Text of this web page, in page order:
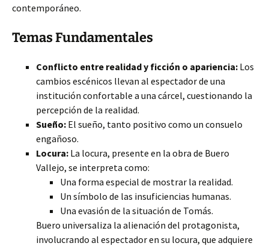
contemporáneo.
Temas Fundamentales
Conflicto entre realidad y ficción o apariencia: Los
cambios escénicos llevan al espectador de una
institución confortable a una cárcel, cuestionando la
percepción de la realidad.
Sueño: El sueño, tanto positivo como un consuelo
engañoso.
Locura: La locura, presente en la obra de Buero
Vallejo, se interpreta como:
Una forma especial de mostrar la realidad.
Un símbolo de las insuficiencias humanas.
Una evasión de la situación de Tomás.
Buero universaliza la alienación del protagonista,
involucrando al espectador en su locura, que adquiere